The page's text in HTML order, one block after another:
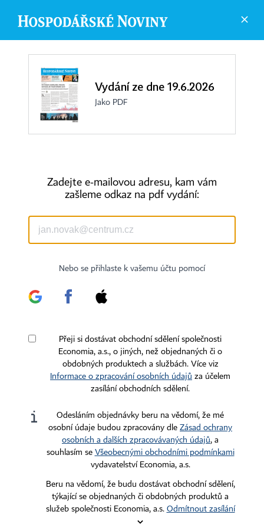
1996-2026Economia, a.s.
Hospodářské noviny (print) ISSN 0862-9587
Hospodářské noviny (online) ISSN 2787-950X
Certifikováno Sledujte nás
Economia
Ochrana osobních údajů
Nastavení soukromí
Všeobecné smluvní podmínky
Koupit / darovat předplatné
Vydání ze dne 19.6.2026
Jako PDF
Zadejte e-mailovou adresu, kam vám
zašleme odkaz na pdf vydání:
Nebo se přihlaste k vašemu účtu pomocí
Přeji si dostávat obchodní sdělení společnosti
Economia, a.s., o jiných, než objednaných či o
obdobných produktech a službách. Více viz
Informace o zpracování osobních údajů za účelem
zasílání obchodních sdělení.
Odesláním objednávky beru na vědomí, že mé
osobní údaje budou zpracovány dle Zásad ochrany
osobních a dalších zpracovávaných údajů, a
souhlasím se Všeobecnými obchodními podmínkami
vydavatelství Economia, a.s.
Beru na vědomí, že budu dostávat obchodní sdělení,
týkající se objednaných či obdobných produktů a
služeb společnosti Economia, a.s. Odmítnout zasílání